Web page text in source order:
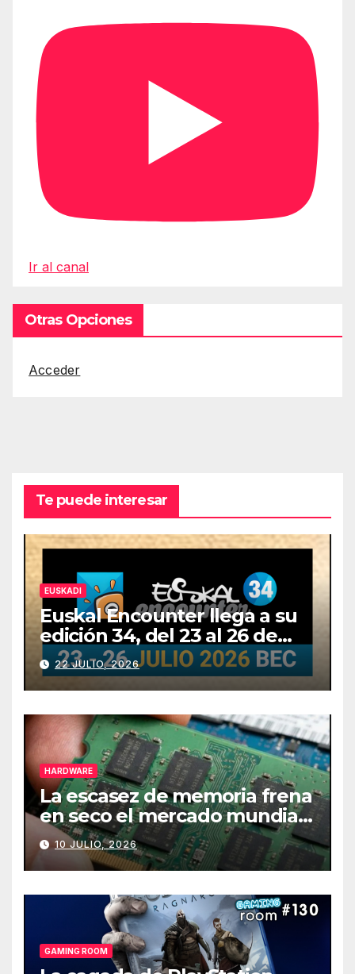
Ir al canal
Otras Opciones
Acceder
Te puede interesar
EUSKADI
Euskal Encounter llega a su
edición 34, del 23 al 26 de
julio
22 JULIO, 2026
HARDWARE
La escasez de memoria frena
en seco el mercado mundial
de PCs
10 JULIO, 2026
GAMING ROOM